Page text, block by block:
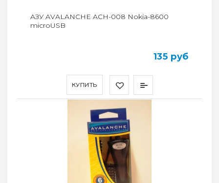
КУПИТЬ
AЗУ AVALANCHE ACH-008 Nokia-8600
microUSB
135 руб